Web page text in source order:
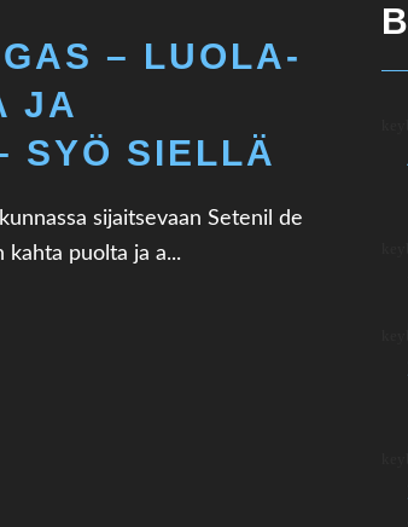
– LUOLA-
JA
SYÖ SIELLÄ
sijaitsevaan Setenil de
kahta puolta ja a...